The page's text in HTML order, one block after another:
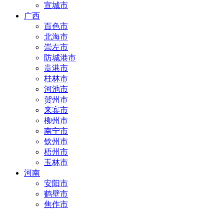
宣城市
广西
百色市
北海市
崇左市
防城港市
贵港市
桂林市
河池市
贺州市
来宾市
柳州市
南宁市
钦州市
梧州市
玉林市
河南
安阳市
鹤壁市
焦作市